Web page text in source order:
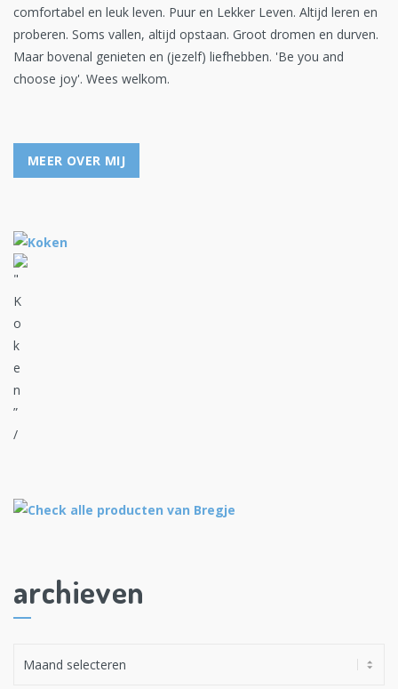
comfortabel en leuk leven. Puur en Lekker Leven. Altijd leren en
proberen. Soms vallen, altijd opstaan. Groot dromen en durven.
Maar bovenal genieten en (jezelf) liefhebben. 'Be you and
choose joy'. Wees welkom.
MEER OVER MIJ
archieven